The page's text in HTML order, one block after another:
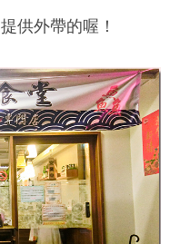
供外帶的喔！